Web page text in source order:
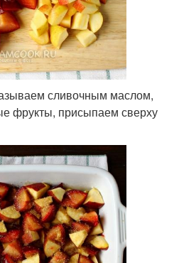
сливочным маслом,
фрукты, присыпаем сверху